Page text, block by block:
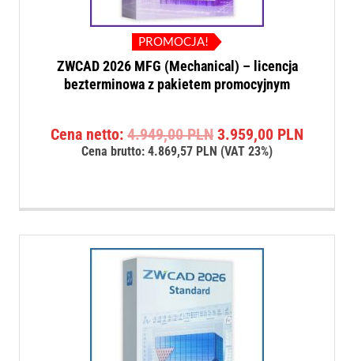
PROMOCJA!
ZWCAD 2026 MFG (Mechanical) – licencja
bezterminowa z pakietem promocyjnym
Cena netto:4.949,00PLN Pierwotna
cena
3.959,00 PLN
Cena brutto:4.869,57 PLN (VAT 23%)